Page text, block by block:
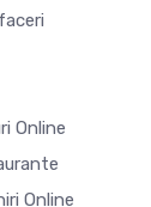
Online
Online